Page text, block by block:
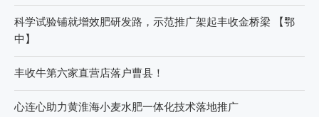
科学试验铺就增效肥研发路，示范推广架起丰收金桥梁 【鄂
中】
丰收牛第六家直营店落户曹县！
心连心助力黄淮海小麦水肥一体化技术落地推广